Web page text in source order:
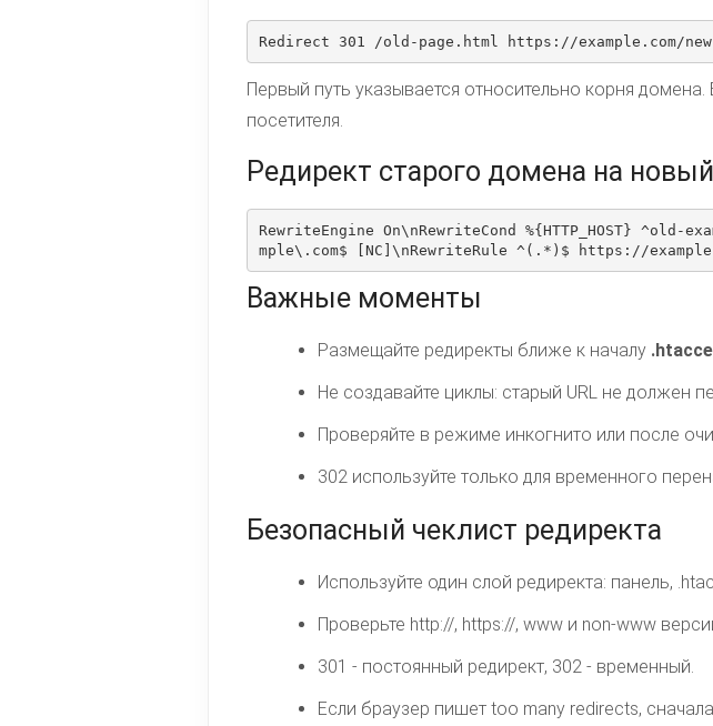
Redirect 301 /old-page.html https://example.com/
Первый путь указывается относительно корня
посетителя.
Редирект старого домена на новый
RewriteEngine On\nRewriteCond %{HTTP_HOST} ^old-
mple\.com$ [NC]\nRewriteRule ^(.*)$ https://
Важные моменты
Размещайте редиректы ближе к началу
Не создавайте циклы: старый URL не должен
Проверяйте в режиме инкогнито или после
302 используйте только для временного
Безопасный чеклист редиректа
Используйте один слой редиректа: панель,
Проверьте http://, https://, www и non-www
301 - постоянный редирект, 302 - временный.
Если браузер пишет too many redirects,